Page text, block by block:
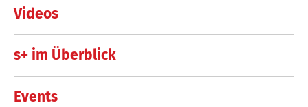
Videos
s+ im Überblick
Events